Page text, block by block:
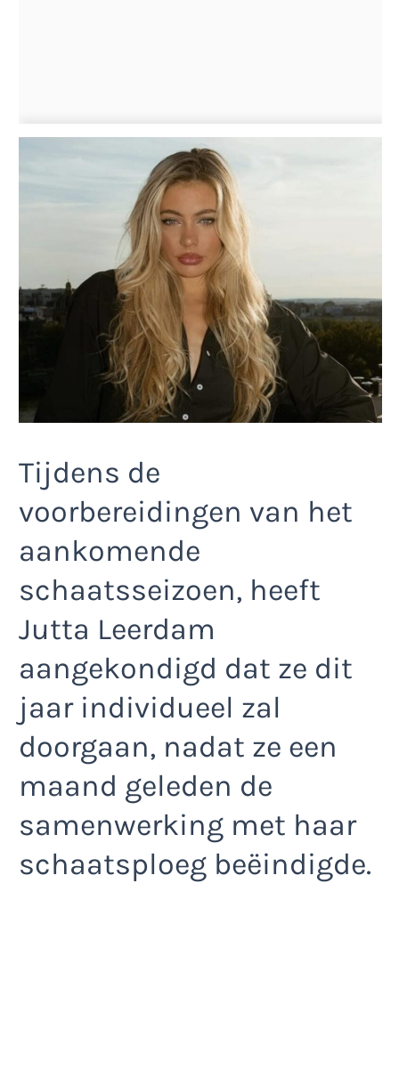
Tijdens de
voorbereidingen van het
aankomende
schaatsseizoen, heeft
Jutta Leerdam
aangekondigd dat ze dit
jaar individueel zal
doorgaan, nadat ze een
maand geleden de
samenwerking met haar
schaatsploeg beëindigde.